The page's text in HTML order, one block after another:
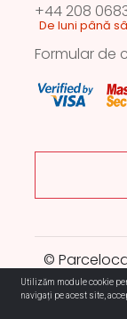
+44 208
De luni până
Formular de
©
Utilizăm module cookie
navigați pe acest site,